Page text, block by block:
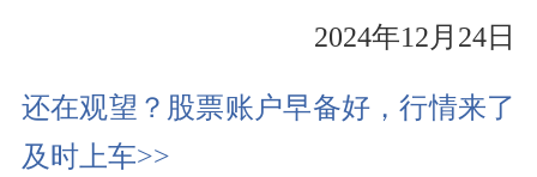
2024年12月24日
还在观望？股票账户早备好，行情来了
及时上车>>